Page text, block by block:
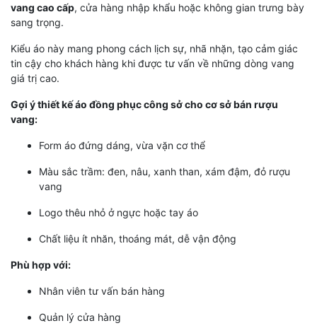
vang cao cấp, cửa hàng nhập khẩu hoặc không gian trưng bày
sang trọng.
Kiểu áo này mang phong cách lịch sự, nhã nhặn, tạo cảm giác
tin cậy cho khách hàng khi được tư vấn về những dòng vang
giá trị cao.
Gợi ý thiết kế áo đồng phục công sở cho cơ sở bán rượu
vang:
Form áo đứng dáng, vừa vặn cơ thể
Màu sắc trầm: đen, nâu, xanh than, xám đậm, đỏ rượu
vang
Logo thêu nhỏ ở ngực hoặc tay áo
Chất liệu ít nhăn, thoáng mát, dễ vận động
Phù hợp với:
Nhân viên tư vấn bán hàng
Quản lý cửa hàng